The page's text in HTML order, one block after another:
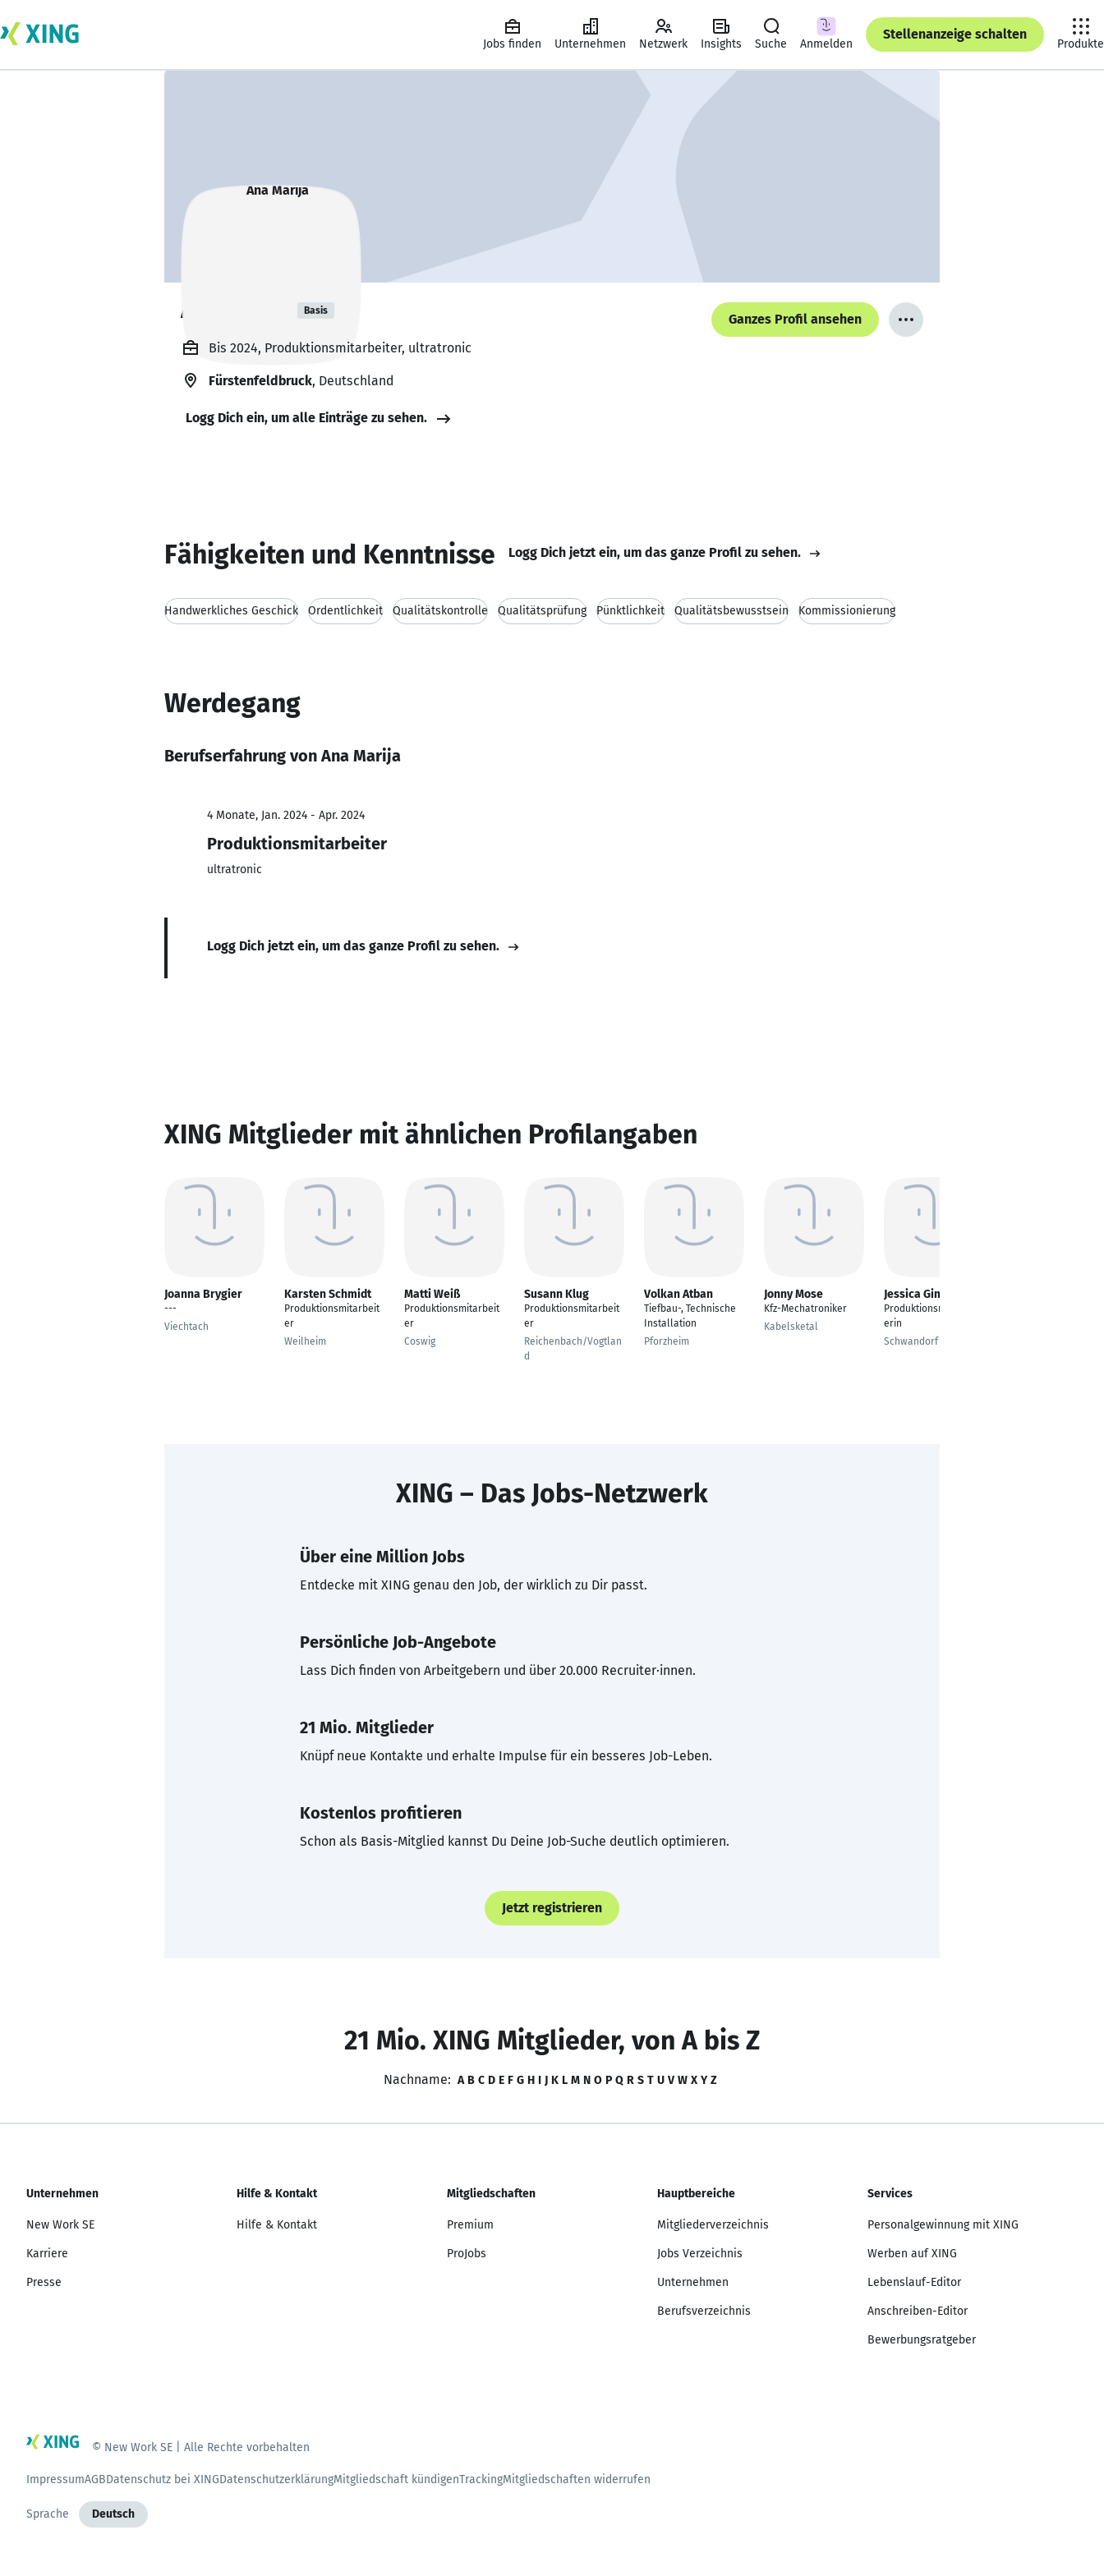
Jobs finden Unternehmen Netzwerk Insights Suche Anmelden
Stellenanzeige schalten
Produkte
Ana Marija Basis
Ganzes Profil ansehen
Bis 2024, Produktionsmitarbeiter, ultratronic
Fürstenfeldbruck, Deutschland
Logg Dich ein, um alle Einträge zu sehen.
Fähigkeiten und Kenntnisse Logg Dich jetzt ein, um das ganze Profil zu sehen.
Handwerkliches Geschick Ordentlichkeit Qualitätskontrolle Qualitätsprüfung Pünktlichkeit Qualitätsbewusstsein Kommissionierung
Werdegang
Berufserfahrung von Ana Marija
4 Monate, Jan. 2024 - Apr. 2024
Produktionsmitarbeiter
ultratronic
Logg Dich jetzt ein, um das ganze Profil zu sehen.
XING Mitglieder mit ähnlichen Profilangaben
Joanna Brygier
---
Viechtach
Karsten Schmidt
Produktionsmitarbeit
er
Weilheim
Matti Weiß
Produktionsmitarbeit
er
Coswig
Susann Klug
Produktionsmitarbeit
er
Reichenbach/Vogtlan
d
Volkan Atban
Tiefbau-, Technische
Installation
Pforzheim
Jonny Mose
Kfz-Mechatroniker
Kabelsketal
Jessica Gimmel
Produktionsmitarbeit
erin
Schwandorf
XING – Das Jobs-Netzwerk
Über eine Million Jobs
Entdecke mit XING genau den Job, der wirklich zu Dir passt.
Persönliche Job-Angebote
Lass Dich finden von Arbeitgebern und über 20.000 Recruiter·innen.
21 Mio. Mitglieder
Knüpf neue Kontakte und erhalte Impulse für ein besseres Job-Leben.
Kostenlos profitieren
Schon als Basis-Mitglied kannst Du Deine Job-Suche deutlich optimieren.
Jetzt registrieren
21 Mio. XING Mitglieder, von A bis Z
Nachname: A B C D E F G H I J K L M N O P Q R S T U V W X Y Z
Unternehmen
New Work SE
Karriere
Presse
Hilfe & Kontakt
Hilfe & Kontakt
Mitgliedschaften
Premium
ProJobs
Hauptbereiche
Mitgliederverzeichnis
Jobs Verzeichnis
Unternehmen
Berufsverzeichnis
Services
Personalgewinnung mit XING
Werben auf XING
Lebenslauf-Editor
Anschreiben-Editor
Bewerbungsratgeber
© New Work SE | Alle Rechte vorbehalten
ImpressumAGBDatenschutz bei XINGDatenschutzerklärungMitgliedschaft kündigenTrackingMitgliedschaften widerrufen
Sprache Deutsch